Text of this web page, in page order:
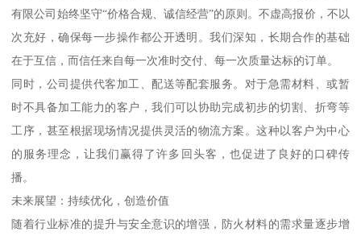
有限公司始终坚守“价格合规、诚信经营”的原则。不虚高报价，不以
次充好，确保每一步操作都公开透明。我们深知，长期合作的基础
在于互信，而信任来自每一次准时交付、每一次质量达标的订单。
同时，公司提供代客加工、配送等配套服务。对于急需材料、或暂
时不具备加工能力的客户，我们可以协助完成初步的切割、折弯等
工序，甚至根据现场情况提供灵活的物流方案。这种以客户为中心
的服务理念，让我们赢得了许多回头客，也促进了良好的口碑传
播。
未来展望：持续优化，创造价值
随着行业标准的提升与安全意识的增强，防火材料的需求量逐步增